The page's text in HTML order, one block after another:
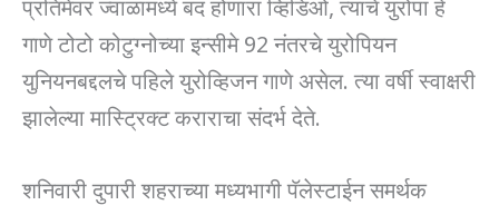
गाणे टोटो कोटुग्नोच्या इन्सीमे 92 नंतरचे युरोपियन
युनियनबद्दलचे पहिले युरोव्हिजन गाणे असेल. त्या वर्षी स्वाक्षरी
झालेल्या मास्ट्रिक्ट कराराचा संदर्भ देते.
शनिवारी दुपारी शहराच्या मध्यभागी पॅलेस्टाईन समर्थक